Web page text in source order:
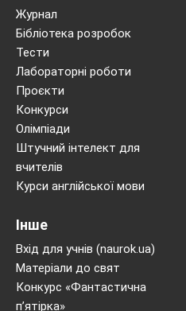
Журнал
Бібліотека розробок
Тести
Лабораторні роботи
Проєкти
Конкурси
Олімпіади
Штучний інтелект для
вчителів
Курси англійської мови
Інше
Вхід для учнів (naurok.ua)
Матеріали до свят
Конкурс «Фантастична
п’ятірка»